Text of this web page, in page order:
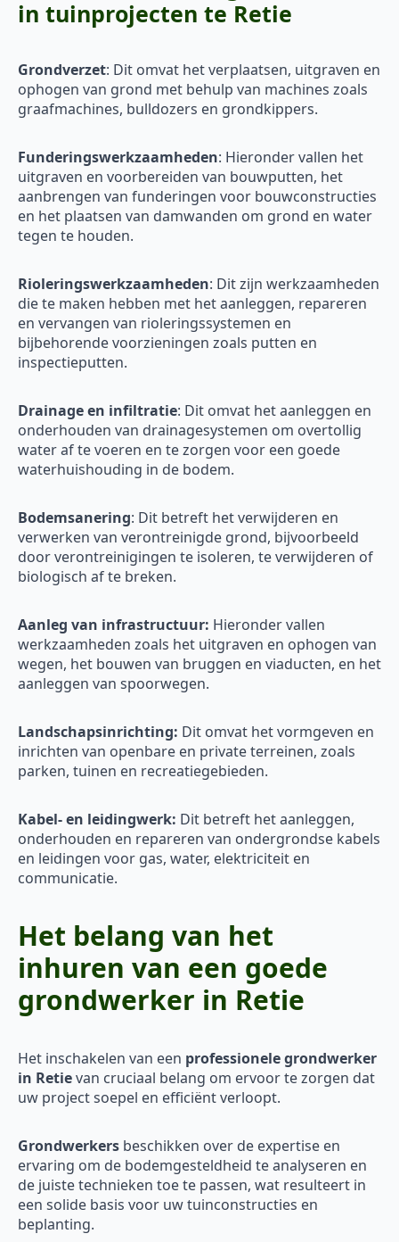
in tuinprojecten te Retie
Grondverzet: Dit omvat het verplaatsen, uitgraven en
ophogen van grond met behulp van machines zoals
graafmachines, bulldozers en grondkippers.
Funderingswerkzaamheden: Hieronder vallen het
uitgraven en voorbereiden van bouwputten, het
aanbrengen van funderingen voor bouwconstructies
en het plaatsen van damwanden om grond en water
tegen te houden.
Rioleringswerkzaamheden: Dit zijn werkzaamheden
die te maken hebben met het aanleggen, repareren
en vervangen van rioleringssystemen en
bijbehorende voorzieningen zoals putten en
inspectieputten.
Drainage en infiltratie: Dit omvat het aanleggen en
onderhouden van drainagesystemen om overtollig
water af te voeren en te zorgen voor een goede
waterhuishouding in de bodem.
Bodemsanering: Dit betreft het verwijderen en
verwerken van verontreinigde grond, bijvoorbeeld
door verontreinigingen te isoleren, te verwijderen of
biologisch af te breken.
Aanleg van infrastructuur: Hieronder vallen
werkzaamheden zoals het uitgraven en ophogen van
wegen, het bouwen van bruggen en viaducten, en het
aanleggen van spoorwegen.
Landschapsinrichting: Dit omvat het vormgeven en
inrichten van openbare en private terreinen, zoals
parken, tuinen en recreatiegebieden.
Kabel- en leidingwerk: Dit betreft het aanleggen,
onderhouden en repareren van ondergrondse kabels
en leidingen voor gas, water, elektriciteit en
communicatie.
Het belang van het
inhuren van een goede
grondwerker in Retie
Het inschakelen van een professionele grondwerker
in Retievan cruciaal belang om ervoor te zorgen dat
uw project soepel en efficiënt verloopt.
Grondwerkers beschikken over de expertise en
ervaring om de bodemgesteldheid te analyseren en
de juiste technieken toe te passen, wat resulteert in
een solide basis voor uw tuinconstructies en
beplanting.